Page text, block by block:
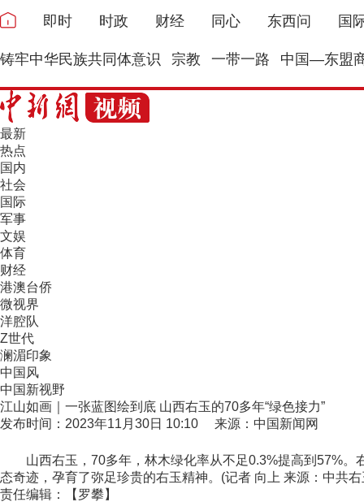
即时 时政 财经 同心 东西问 国
铸牢中华民族共同体意识 宗教 一带一路 中国—东盟
最新
热点
国内
社会
国际
军事
文娱
体育
财经
港澳台侨
微视界
洋腔队
Z世代
澜湄印象
中国风
中国新视野
江山如画｜一张蓝图绘到底 山西右玉的70多年“绿色接力”
发布时间：2023年11月30日 10:10 来源：中国新闻网
山西右玉，70多年，林木绿化率从不足0.3%提高到57%。右
态奇迹，孕育了弥足珍贵的右玉精神。(记者 向上 来源：中共
责任编辑：【罗攀】